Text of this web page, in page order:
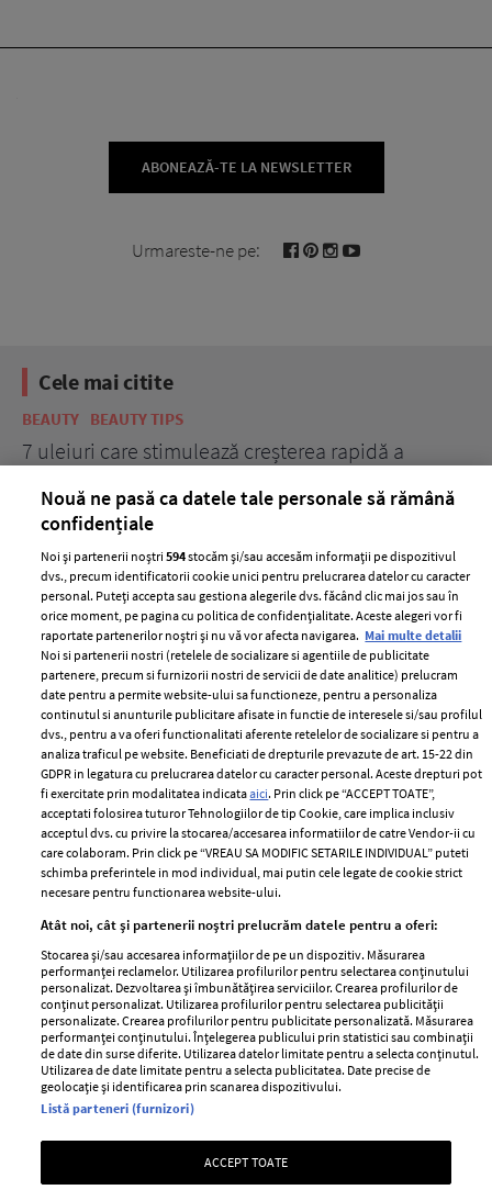
ABONEAZĂ-TE LA NEWSLETTER
Urmareste-ne pe:
Cele mai citite
BEAUTY BEAUTY TIPS
7 uleiuri care stimulează creșterea rapidă a
ELLE Style Awards
2024
Despre ELLE
Romania
Contact
Abonamente
Termeni si conditii
Politica de
confidențialitate
Politica de cookies
Publicitate
GSP
Unica
Baby
Retete
femei
Viva
Avantaje
Retete practice
Pariază responsabil! Decizia ONJN nr. 821/25.09.2025.
Jocurile de noroc sunt interzise minorilor.
Nouă ne pasă ca datele tale personale să rămână
confidențiale
Noi și partenerii noștri594stocăm și/sau accesăm informații pe dispozitivul
dvs., precum identificatorii cookie unici pentru prelucrarea datelor cu caracter
personal. Puteți accepta sau gestiona alegerile dvs. făcând clic mai jos sau în
orice moment, pe pagina cu politica de confidențialitate. Aceste alegeri vor fi
raportate partenerilor noștri și nu vă vor afecta navigarea. Mai multe detalii
Noi si partenerii nostri (retelele de socializare si agentiile de publicitate
partenere, precum si furnizorii nostri de servicii de date analitice) prelucram
date pentru a permite website-ului sa functioneze, pentru a personaliza
continutul si anunturile publicitare afisate in functie de interesele si/sau profilul
dvs., pentru a va oferi functionalitati aferente retelelor de socializare si pentru a
analiza traficul pe website. Beneficiati de drepturile prevazute de art. 15-22 din
GDPR in legatura cu prelucrarea datelor cu caracter personal. Aceste drepturi pot
fi exercitate prin modalitatea indicataaici. Prin click pe “ACCEPT TOATE”,
acceptati folosirea tuturor Tehnologiilor de tip Cookie, care implica inclusiv
acceptul dvs. cu privire la stocarea/accesarea informatiilor de catre Vendor-ii cu
care colaboram. Prin click pe “VREAU SA MODIFIC SETARILE INDIVIDUAL” puteti
schimba preferintele in mod individual, mai putin cele legate de cookie strict
necesare pentru functionarea website-ului.
Atât noi, cât și partenerii noștri prelucrăm datele pentru a oferi:
Stocarea și/sau accesarea informațiilor de pe un dispozitiv. Măsurarea
performanței reclamelor. Utilizarea profilurilor pentru selectarea conținutului
personalizat. Dezvoltarea și îmbunătățirea serviciilor. Crearea profilurilor de
conținut personalizat. Utilizarea profilurilor pentru selectarea publicității
personalizate. Crearea profilurilor pentru publicitate personalizată. Măsurarea
performanței conținutului. Înțelegerea publicului prin statistici sau combinații
de date din surse diferite. Utilizarea datelor limitate pentru a selecta conținutul.
Utilizarea de date limitate pentru a selecta publicitatea. Date precise de
geolocație și identificarea prin scanarea dispozitivului.
Listă parteneri (furnizori)
ACCEPT TOATE